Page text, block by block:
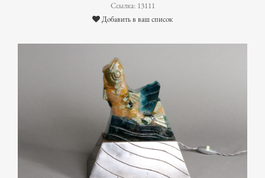
Ссылка: 13111
Добавить в ваш список